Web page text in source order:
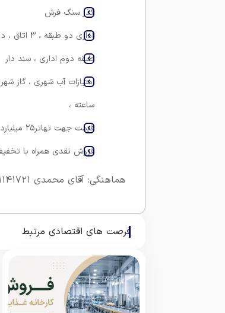
گذر سنگ فرش
اداری دو طبقه ، 3 اتاق ، دو آشپزخانه ، سرویس بهداشتی و حمام طبقه همکف و یک سرویس بهداشتی
طبقه دوم اداری ، سند دار
ساعته ،
قیمت جهت تهاتر۲۵ میلیارد
فروش نقدی همراه با
هماهنگی: آقای محمدی ۰۹۱۴۱۱۴۱۷۲۱
فرصت های اقتصادی مرتبط